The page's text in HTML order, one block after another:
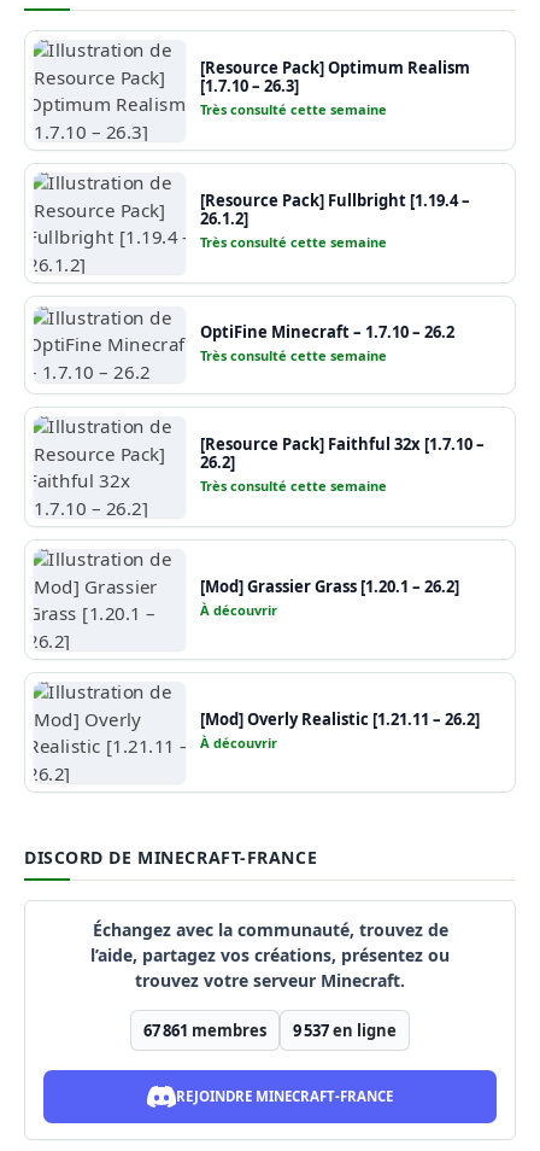
[Resource Pack] Optimum Realism
[1.7.10 – 26.3]
Très consulté cette semaine
[Resource Pack] Fullbright [1.19.4 –
26.1.2]
Très consulté cette semaine
OptiFine Minecraft – 1.7.10 – 26.2
Très consulté cette semaine
[Resource Pack] Faithful 32x [1.7.10 –
26.2]
Très consulté cette semaine
[Mod] Grassier Grass [1.20.1 – 26.2]
À découvrir
[Mod] Overly Realistic [1.21.11 – 26.2]
À découvrir
DISCORD DE MINECRAFT-FRANCE
Échangez avec la communauté, trouvez de
l’aide, partagez vos créations, présentez ou
trouvez votre serveur Minecraft.
67 861 membres 9 537en ligne
REJOINDRE MINECRAFT-FRANCE